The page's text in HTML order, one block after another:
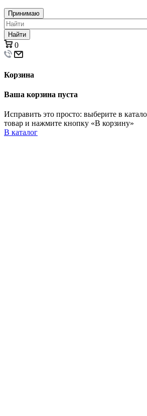
Принимаю
Найти
0
Корзина
Ваша корзина пуста
Исправить это просто: выберите в
товар и нажмите кнопку «В корзину»
В каталог